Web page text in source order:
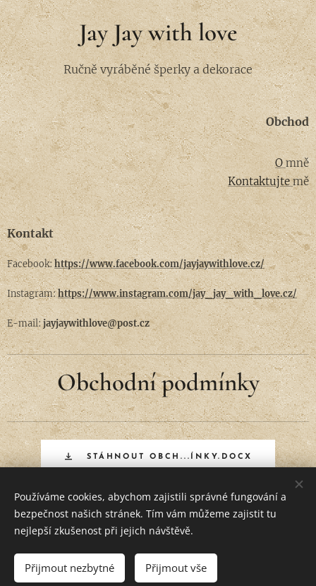
DO KOŠÍKU
Jay Jay with love
Ručně vyráběné šperky a dekorace
Obchod
Omně
Kontaktujtemě
Kontakt
Facebook:https://www.facebook.com/jayjaywithlove.cz/
Instagram:https://www.instagram.com/jay_jay_with_love.cz/
E-mail:jayjaywithlove@post.cz
Obchodní podmínky
STÁHNOUT OBCH...ÍNKY.DOCX
Vytvořeno službouWebnode Cookies
Používáme cookies, abychom zajistili správné fungování a
bezpečnost našich stránek. Tím vám můžeme zajistit tu
nejlepší zkušenost při jejich návštěvě.
Přijmout nezbytné Přijmout vše